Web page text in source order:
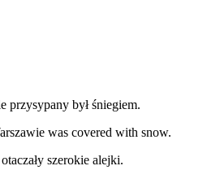
przysypany był śniegiem.
was covered with snow.
szerokie alejki.